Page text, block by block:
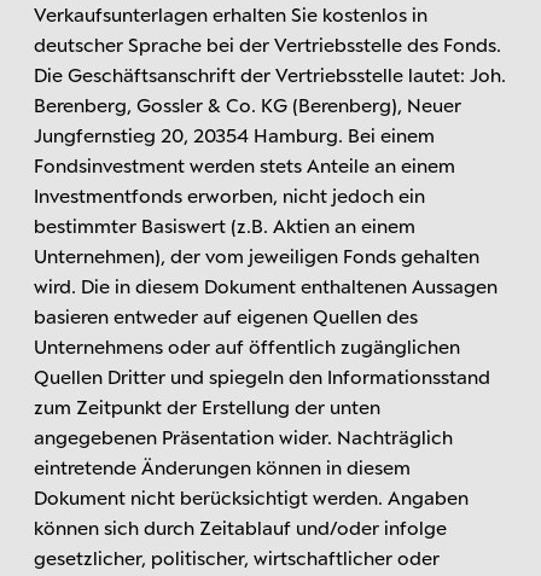
Verkaufsunterlagen erhalten Sie kostenlos in
deutscher Sprache bei der Vertriebsstelle des Fonds.
Die Geschäftsanschrift der Vertriebsstelle lautet: Joh.
Berenberg, Gossler & Co. KG (Berenberg), Neuer
Jungfernstieg 20, 20354 Hamburg. Bei einem
Fondsinvestment werden stets Anteile an einem
Investmentfonds erworben, nicht jedoch ein
bestimmter Basiswert (z.B. Aktien an einem
Unternehmen), der vom jeweiligen Fonds gehalten
wird. Die in diesem Dokument enthaltenen Aussagen
basieren entweder auf eigenen Quellen des
Unternehmens oder auf öffentlich zugänglichen
Quellen Dritter und spiegeln den Informationsstand
zum Zeitpunkt der Erstellung der unten
angegebenen Präsentation wider. Nachträglich
eintretende Änderungen können in diesem
Dokument nicht berücksichtigt werden. Angaben
können sich durch Zeitablauf und/oder infolge
gesetzlicher, politischer, wirtschaftlicher oder